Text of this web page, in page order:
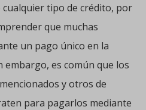
tipo de crédito, por
que muchas
un pago único en la
embargo, es común que los
y otros de
para pagarlos mediante